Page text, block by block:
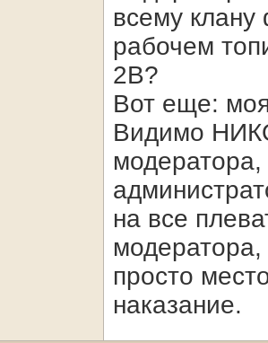
всему
рабочем
2В?
Вот еще:
Видимо
на все
просто
наказание.